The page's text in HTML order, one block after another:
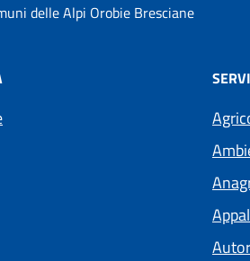
delle Alpi Orobie Bresciane